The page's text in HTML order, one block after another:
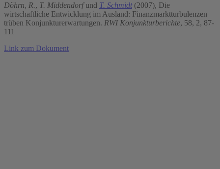
Döhrn, R., T. Middendorfund T. Schmidt(2007), Die
wirtschaftliche Entwicklung im Ausland: Finanzmarktturbulenzen
trüben Konjunkturerwartungen. RWI Konjunkturberichte, 58, 2, 87-
111
Link zum Dokument